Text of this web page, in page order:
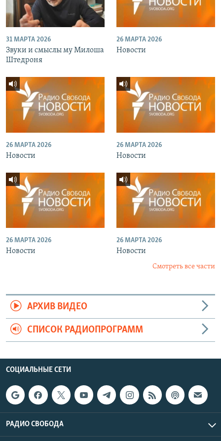
31 МАРТА 2026
Звуки и смыслы му Милоша
Штедроня
26 МАРТА 2026
Новости
26 МАРТА 2026
Новости
26 МАРТА 2026
Новости
26 МАРТА 2026
Новости
26 МАРТА 2026
Новости
Смотреть все части
АРХИВ ВИДЕО
СПИСОК РАДИОПРОГРАММ
СОЦИАЛЬНЫЕ СЕТИ
РАДИО СВОБОДА